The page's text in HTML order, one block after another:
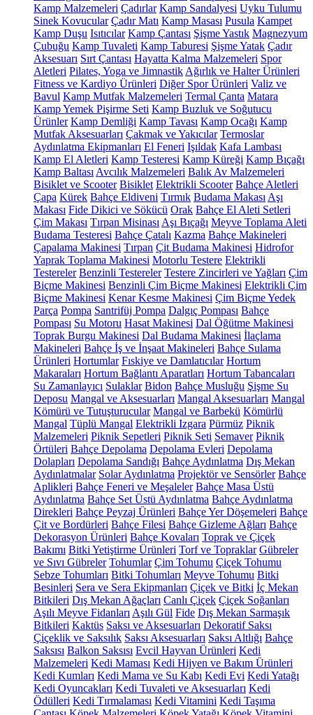
Kamp Malzemeleri Çadırlar Kamp Sandalyesi Uyku Tulumu
Sinek Kovucular Çadır Matı Kamp Masası Pusula Kampet
Kamp Duşu Isıtıcılar Kamp Çantası Şişme Yastık Magnezyum
Çubuğu Kamp Tuvaleti Kamp Taburesi Şişme Yatak Çadır
Aksesuarı Sırt Çantası Hayatta Kalma Malzemeleri Spor
Aletleri Pilates, Yoga ve Jimnastik Ağırlık ve Halter Ürünleri
Fitness ve Kardiyo Ürünleri Diğer Spor Ürünleri Valiz ve
Bavul Kamp Mutfak Malzemeleri Termal Çanta Matara
Kamp Yemek Pişirme Seti Kamp Buzluk ve Soğutucu
Ürünler Kamp Demliği Kamp Tavası Kamp Ocağı Kamp
Mutfak Aksesuarları Çakmak ve Yakıcılar Termoslar
Aydınlatma Ekipmanları El Feneri Işıldak Kafa Lambası
Kamp El Aletleri Kamp Testeresi Kamp Küreği Kamp Bıçağı
Kamp Baltası Avcılık Malzemeleri Balık Av Malzemeleri
Bisiklet ve Scooter Bisiklet Elektrikli Scooter Bahçe Aletleri
Çapa Kürek Bahçe Eldiveni Tırmık Budama Makası Aşı
Makası Fide Dikici ve Sökücü Orak Bahçe El Aleti Setleri
Çim Makası Tırpan Misinası Aşı Bıçağı Meyve Toplama Aleti
Budama Testeresi Bahçe Çatalı Kazma Bahçe Makineleri
Çapalama Makinesi Tırpan Çit Budama Makinesi Hidrofor
Yaprak Toplama Makinesi Motorlu Testere Elektrikli
Testereler Benzinli Testereler Testere Zincirleri ve Yağları Çim
Biçme Makinesi Benzinli Çim Biçme Makinesi Elektrikli Çim
Biçme Makinesi Kenar Kesme Makinesi Çim Biçme Yedek
Parça Pompa Santrifüj Pompa Dalgıç Pompası Bahçe
Pompası Su Motoru Hasat Makinesi Dal Öğütme Makinesi
Toprak Burgu Makinesi Dal Budama Makinesi İlaçlama
Makineleri Bahçe İş ve İnşaat Makineleri Bahçe Sulama
Ürünleri Hortumlar Fıskiye ve Damlatıcılar Hortum
Makaraları Hortum Bağlantı Aparatları Hortum Tabancaları
Su Zamanlayıcı Sulaklar Bidon Bahçe Musluğu Şişme Su
Deposu Mangal ve Aksesuarları Mangal Aksesuarları Mangal
Kömürü ve Tutuşturucular Mangal ve Barbekü Kömürlü
Mangal Tüplü Mangal Elektrikli Izgara Pürmüz Piknik
Malzemeleri Piknik Sepetleri Piknik Seti Semaver Piknik
Örtüleri Bahçe Depolama Depolama Evleri Depolama
Dolapları Depolama Sandığı Bahçe Aydınlatma Dış Mekan
Aydınlatmalar Solar Aydınlatma Projektör ve Sensörler Bahçe
Aplikleri Bahçe Feneri ve Meşaleler Bahçe Masa Üstü
Aydınlatma Bahçe Set Üstü Aydınlatma Bahçe Aydınlatma
Direkleri Bahçe Peyzaj Ürünleri Bahçe Yer Döşemeleri Bahçe
Çit ve Bordürleri Bahçe Filesi Bahçe Gizleme Ağları Bahçe
Dekorasyon Ürünleri Bahçe Kovaları Toprak ve Çiçek
Bakımı Bitki Yetiştirme Ürünleri Torf ve Topraklar Gübreler
ve Sıvı Gübreler Tohumlar Çim Tohumu Çiçek Tohumu
Sebze Tohumları Bitki Tohumları Meyve Tohumu Bitki
Besinleri Sera ve Sera Ekipmanları Çiçek ve Bitki İç Mekan
Bitkileri Dış Mekan Ağaçları Canlı Çiçek Çiçek Soğanları
Aşılı Meyve Fidanları Aşılı Gül Fide Dış Mekan Sarmaşık
Bitkileri Kaktüs Saksı ve Aksesuarları Dekoratif Saksı
Çiçeklik ve Saksılık Saksı Aksesuarları Saksı Altlığı Bahçe
Saksısı Balkon Saksısı Evcil Hayvan Ürünleri Kedi
Malzemeleri Kedi Maması Kedi Hijyen ve Bakım Ürünleri
Kedi Kumları Kedi Mama ve Su Kabı Kedi Evi Kedi Yatağı
Kedi Oyuncakları Kedi Tuvaleti ve Aksesuarları Kedi
Ödülleri Kedi Tırmalaması Kedi Vitamini Kedi Taşıma